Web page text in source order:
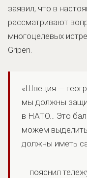
заявил, что в
рассматривают
многоцелевых
Gripen.
«Швеция —
мы должны
в НАТО… Это
можем
должны иметь
пояснил